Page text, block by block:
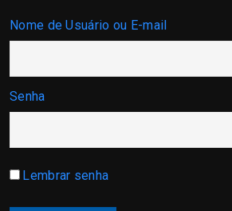
Nome de Usuário ou E-mail
Senha
Lembrar senha